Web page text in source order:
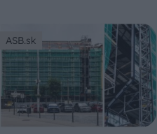
ASB.sk